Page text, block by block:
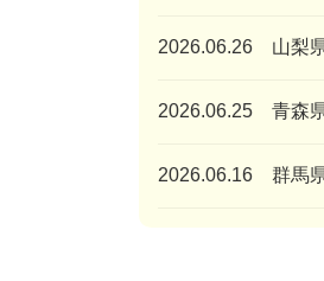
2026.06.26 山梨
2026.06.25 青森
2026.06.16 群馬